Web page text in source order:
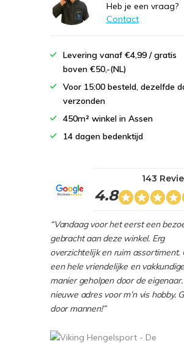
Heb je een vraag?
Contact
Levering vanaf €4,99 / gratis
boven €50,-(NL)
Voor 15:00 besteld, dezelfde
verzonden
450m² winkel in Assen
14 dagen bedenktijd
4.8
143
“Vandaag voor het eerst een
gebracht aan deze winkel. Erg
overzichtelijk en ruim assortiment.
een hele vriendelijke en vakkundige
manier geholpen door de
nieuwe adres voor m’n vis hobby.
door mannen!”